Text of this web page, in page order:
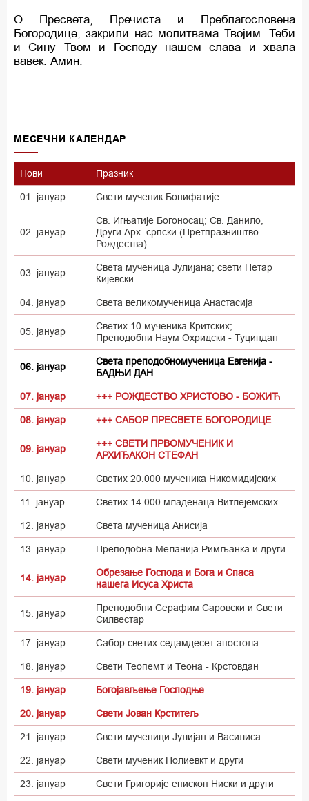
О Пресвета, Пречиста и Преблагословена
Богородице, закрили нас молитвама Твојим. Теби
и Сину Твом и Господу нашем слава и хвала
вавек. Амин.
MECEЧНИ КАЛЕНДАР
Нови Празник
01. јануар Свети мученик Бонифатије
02. јануар
Св. Игњатије Богоносац; Св. Данило,
Други Арх. српски (Претпразништво
Рождества)
03. јануар
Света мученица Јулијана; свети Петар
Кијевски
04. јануар Света великомученица Анастасија
05. јануар
Светих 10 мученика Критских;
Преподобни Наум Охридски - Туциндан
06. јануар
Света преподобномученица Евгенија -
БАДЊИ ДАН
07. јануар +++ РОЖДЕСТВО ХРИСТОВО - БОЖИЋ
08. јануар +++ САБОР ПРЕСВЕТЕ БОГОРОДИЦЕ
09. јануар
+++ СВЕТИ ПРВОМУЧЕНИК И
АРХИЂАКОН СТЕФАН
10. јануар Светих 20.000 мученика Никомидијских
11. јануар Светих 14.000 младенаца Витлејемских
12. јануар Света мученица Анисија
13. јануар Преподобна Меланија Римљанка и други
14. јануар
Обрезање Господа и Бога и Спаса
нашега Исуса Христа
15. јануар
Преподобни Серафим Саровски и Свети
Силвестар
17. јануар Сабор светих седамдесет апостола
18. јануар Свети Теопемт и Теона - Крстовдан
19. јануар Богојављење Господње
20. јануар Свети Јован Крститељ
21. јануар Свети мученици Јулијан и Василиса
22. јануар Свети мученик Полиевкт и други
23. јануар Свети Григорије епископ Ниски и други